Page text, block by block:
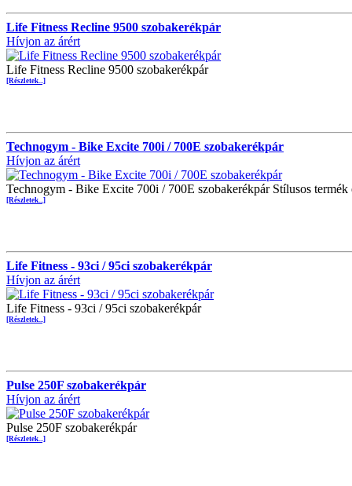
Life Fitness Recline 9500 szobakerékpár
Hívjon az árért
Life Fitness Recline 9500 szobakerékpár
[Részletek...]
Technogym - Bike Excite 700i / 700E szobakerékpár
Hívjon az árért
Technogym - Bike Excite 700i / 700E szobakerékpár Stílusos
[Részletek...]
Life Fitness - 93ci / 95ci szobakerékpár
Hívjon az árért
Life Fitness - 93ci / 95ci szobakerékpár
[Részletek...]
Pulse 250F szobakerékpár
Hívjon az árért
Pulse 250F szobakerékpár
[Részletek...]